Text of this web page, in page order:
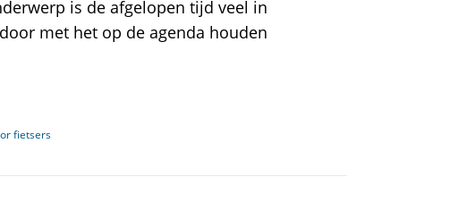
is de afgelopen tijd veel in
met het op de agenda houden
fietsers